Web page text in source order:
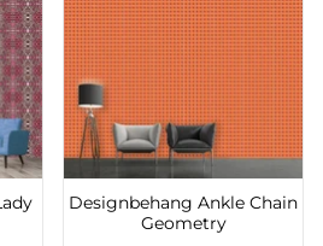
Toevoegen aan
verlanglijst
Designbehang Ankle Chain
Geometry